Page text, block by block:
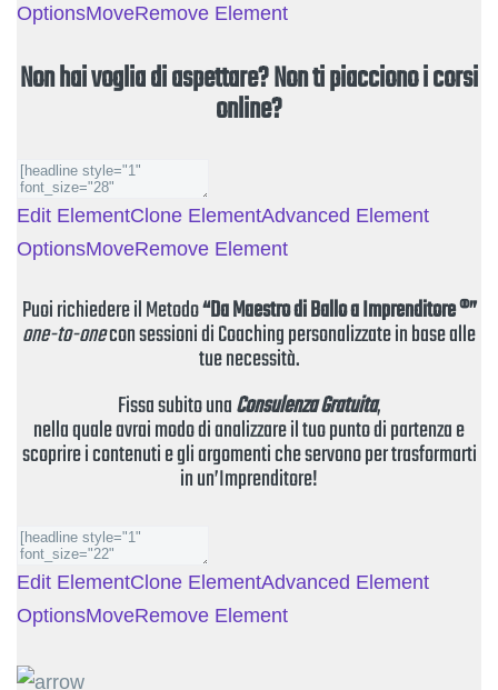
OptionsMoveRemove Element
Non hai voglia di aspettare? Non ti piacciono i corsi
online?
Edit ElementClone ElementAdvanced Element
OptionsMoveRemove Element
Puoi richiedere il Metodo“Da Maestro di Ballo a Imprenditore ®”
one-to-onecon sessioni di Coaching personalizzate in base alle
tue necessità.
Fissa subito unaConsulenza Gratuita,
nella quale avrai modo di analizzare il tuo punto di partenza e
scoprire i contenuti e gli argomenti che servono per trasformarti
in un’Imprenditore!
Edit ElementClone ElementAdvanced Element
OptionsMoveRemove Element